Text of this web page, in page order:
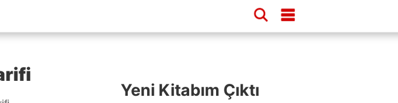
Yeni Kitabım Çıktı